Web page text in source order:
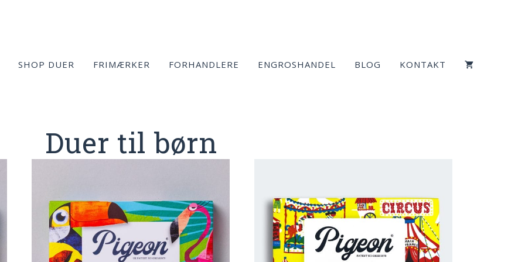
SHOP DUER FRIMÆRKER FORHANDLERE ENGROSHANDEL BLOG KONTAKT
Duer til børn